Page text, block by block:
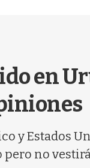
en
y
no vestirá